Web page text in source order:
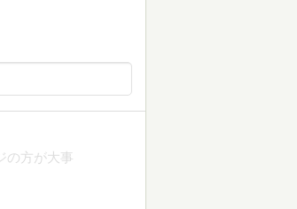
の方が大事